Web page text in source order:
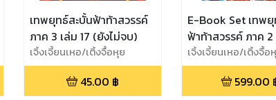
เทพยุทธ์สะบั้นฟ้าท้าสวรรค์
ภาค 3 เล่ม 17 (ยังไม่จบ)
เจิ้งเจี้ยนเหอ/เติ้งจื้อหุย
45.00 ฿
E-Book Set เทพ
ฟ้าท้าสวรรค์ ภาค 2
16 (จบภาค 2)
เจิ้งเจี้ยนเหอ/เติ้งจื้อ
599.00